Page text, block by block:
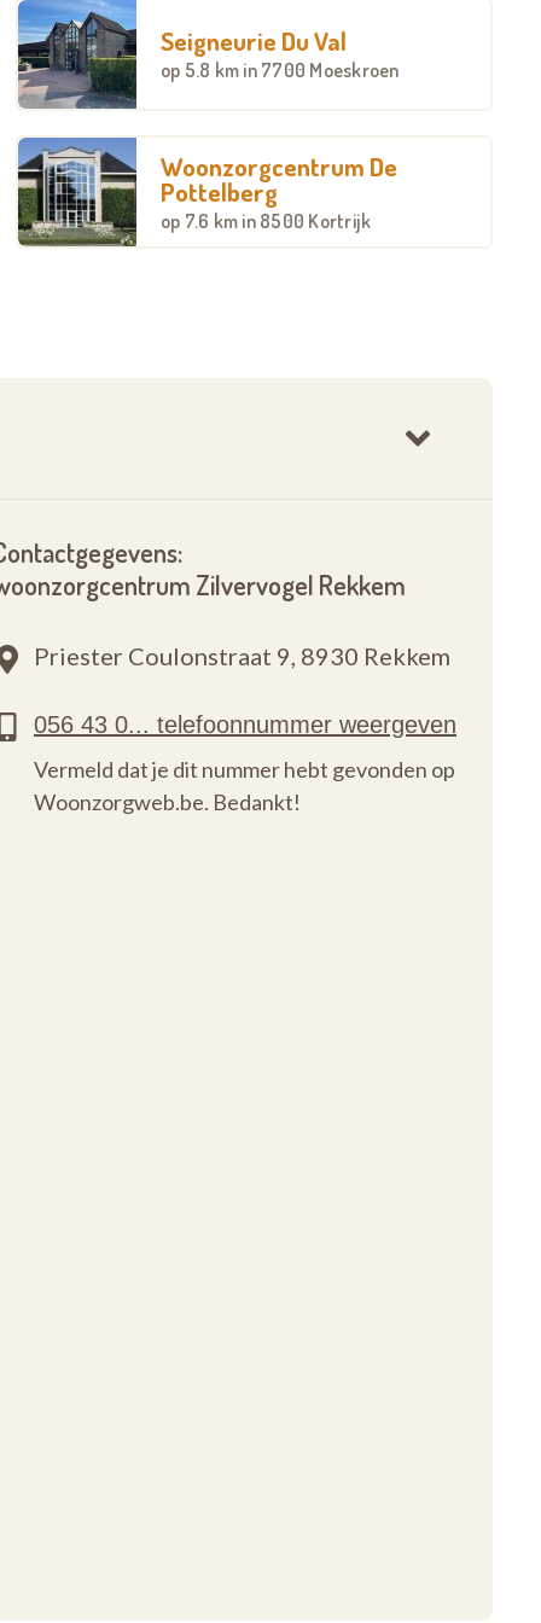
Seigneurie Du Val
op 5.8 km in 7700 Moeskroen
Woonzorgcentrum De
Pottelberg
op 7.6 km in 8500 Kortrijk
Zilvervogel Rekkem
Priester Coulonstraat 9, 8930 Rekkem
Vermeld dat je dit nummer hebt gevonden op
Woonzorgweb.be. Bedankt!